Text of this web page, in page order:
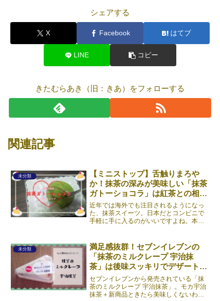
シェアする
X Facebook はてブ
LINE コピー
きたむらあき（旧：きあ）をフォローする
関連記事
未分類
【ミニストップ】舌触りまろや
か！抹茶の深みが美味しい「抹茶
ガトーショコラ」は紅茶との相性
が抜群
近年では海外でも注目されるようになっ
た、抹茶スイーツ。日本だとコンビニで
手軽に手に入るのがいいですよね。本記
す。もか新発売の表記があるけど、2020
年11月時点では新かど《続きを読む》
未分類
満足感抜群！セブンイレブンの
「抹茶のミルクレープ 宇治抹
茶」は後味スッキリでデザートに
最適
セブンイレブンから発売されている「抹
茶のミルクレープ 宇治抹茶」。モカ宇治
抹茶＋新商品ときたら美味しくないわけ